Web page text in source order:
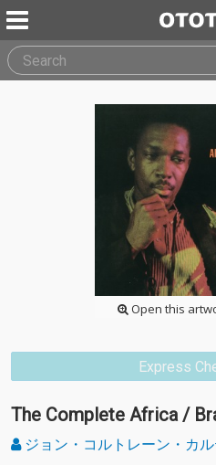
Open this
Express
The Complete Africa /
ジョン・コルトレーン・カル